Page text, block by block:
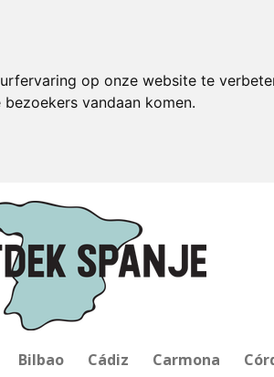
op onze website te
vandaan komen.
Bilbao Cádiz Carmona